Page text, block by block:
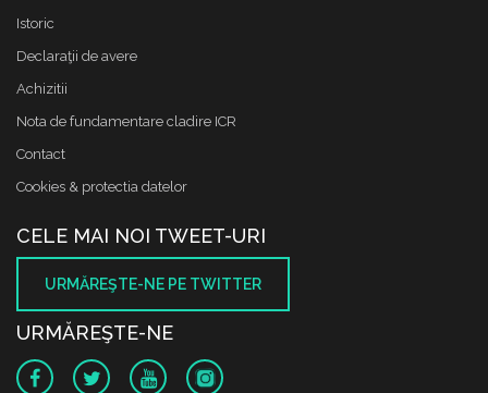
Istoric
Declaraţii de avere
Achizitii
Nota de fundamentare cladire ICR
Contact
Cookies & protectia datelor
CELE MAI NOI TWEET-URI
URMĂREŞTE-NE PE TWITTER
URMĂREŞTE-NE